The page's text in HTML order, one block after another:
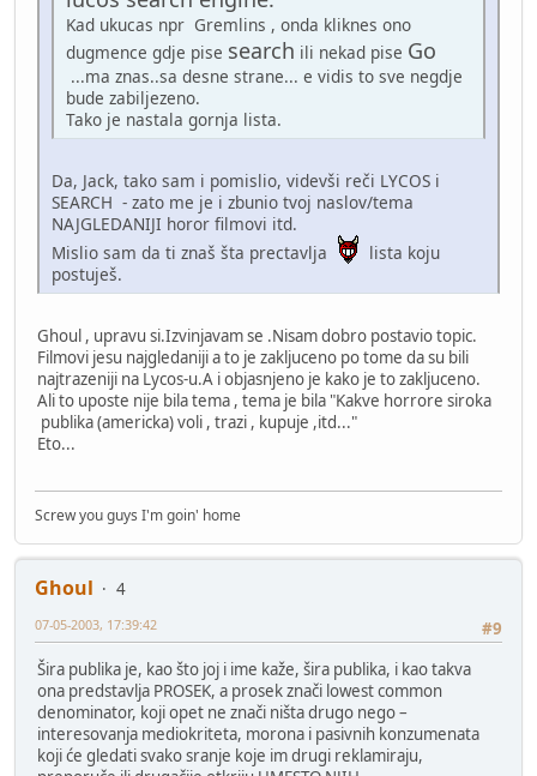
Kad ukucas npr Gremlins , onda kliknes ono
dugmence gdje pise search ili nekad pise Go
...ma znas..sa desne strane... e vidis to sve negdje
bude zabiljezeno.
Tako je nastala gornja lista.
Da, Jack, tako sam i pomislio, videvši reči LYCOS i
SEARCH - zato me je i zbunio tvoj naslov/tema
NAJGLEDANIJI horor filmovi itd.
Mislio sam da ti znaš šta prectavlja
lista koju
postuješ.
Ghoul , upravu si.Izvinjavam se .Nisam dobro postavio topic.
Filmovi jesu najgledaniji a to je zakljuceno po tome da su bili
najtrazeniji na Lycos-u.A i objasnjeno je kako je to zakljuceno.
Ali to uposte nije bila tema , tema je bila "Kakve horrore siroka
publika (americka) voli , trazi , kupuje ,itd..."
Eto...
Screw you guys I'm goin' home
Ghoul
4
#9
07-05-2003, 17:39:42
Šira publika je, kao što joj i ime kaže, šira publika, i kao takva
ona predstavlja PROSEK, a prosek znači lowest common
denominator, koji opet ne znači ništa drugo nego –
interesovanja mediokriteta, morona i pasivnih konzumenata
koji će gledati svako sranje koje im drugi reklamiraju,